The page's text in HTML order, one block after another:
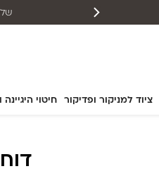
ציוד למניקור ופדיקור חיטוי